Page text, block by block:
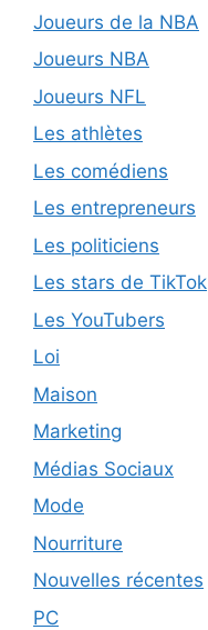
Joueurs de la NBA
Joueurs NBA
Joueurs NFL
Les athlètes
Les comédiens
Les entrepreneurs
Les politiciens
Les stars de TikTok
Les YouTubers
Loi
Maison
Marketing
Médias Sociaux
Mode
Nourriture
Nouvelles récentes
PC